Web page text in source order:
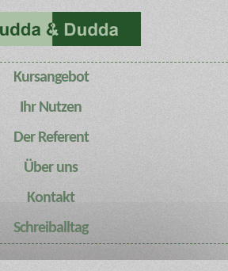
Kursangebot
Ihr Nutzen
Der Referent
Über uns
Kontakt
Schreiballtag